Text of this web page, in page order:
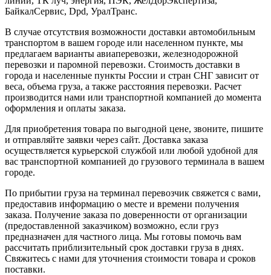
БайкалСервис, Dpd, УралТранс.
В случае отсутствия возможности доставки автомобильным
транспортом в вашем городе или населенном пункте, мы
предлагаем варианты авиаперевозки, железнодорожной
перевозки и паромной перевозки. Стоимость доставки в
города и населенные пункты России и стран СНГ зависит от
веса, объема груза, а также расстояния перевозки. Расчет
производится нами или транспортной компанией до момента
оформления и оплаты заказа.
Для приобретения товара по выгодной цене, звоните, пишите
и отправляйте заявки через сайт. Доставка заказа
осуществляется курьерской службой или любой удобной для
вас транспортной компанией до грузового терминала в вашем
городе.
По прибытии груза на терминал перевозчик свяжется с вами,
предоставив информацию о месте и времени получения
заказа. Получение заказа по доверенности от организации
(предоставленной заказчиком) возможно, если груз
предназначен для частного лица. Мы готовы помочь вам
рассчитать приблизительный срок доставки груза в днях.
Свяжитесь с нами для уточнения стоимости товара и сроков
поставки.